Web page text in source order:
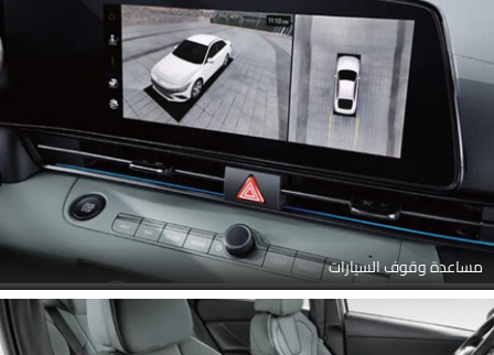
مساعدة وقوف السيارات